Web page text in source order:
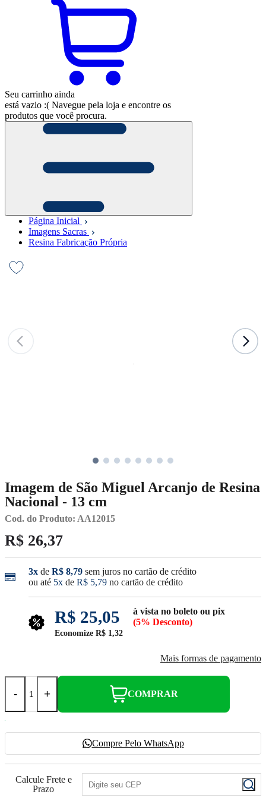
Seu carrinho ainda
está vazio :( Navegue pela loja e encontre os
produtos que você procura.
Página Inicial
Imagens Sacras
Resina Fabricação Própria
Imagem de São Miguel Arcanjo de Resina
Nacional - 13 cm
Cod. do Produto: AA12015
R$ 26,37
3x de R$ 8,79 sem juros no cartão de crédito
ou até 5x de R$ 5,79 no cartão de crédito
R$ 25,05
à vista no boleto ou pix
(5% Desconto)
Economize R$ 1,32
Mais formas de pagamento
- + COMPRAR
Compre Pelo WhatsApp
Calcule Frete e
Prazo